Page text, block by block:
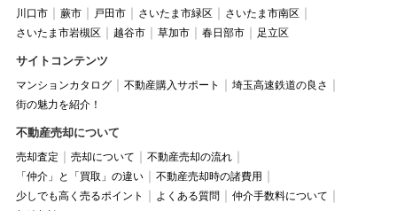
川口市 蕨市 戸田市 さいたま市緑区
さいたま市南区
さいたま市岩槻区
越谷市 草加市 春日部市 足立区
サイトコンテンツ
マンションカタログ 不動産購入サポート
埼玉高速鉄道の良さ
街の魅力を紹介！
不動産売却について
売却査定 売却について
不動産売却の流れ
「仲介」と「買取」の違い
不動産売却時の諸費用
少しでも高く売るポイント
よくある質問
仲介手数料について